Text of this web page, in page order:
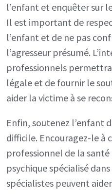
l’enfant et enquêter sur
Il est important de
l’enfant et de ne pas
l’agresseur présumé.
professionnels
légale et de fournir le
aider la victime à se
Enfin, soutenez l’enfant
difficile. Encouragez-le à
professionnel de la
psychique spécialisé
spécialistes peuvent